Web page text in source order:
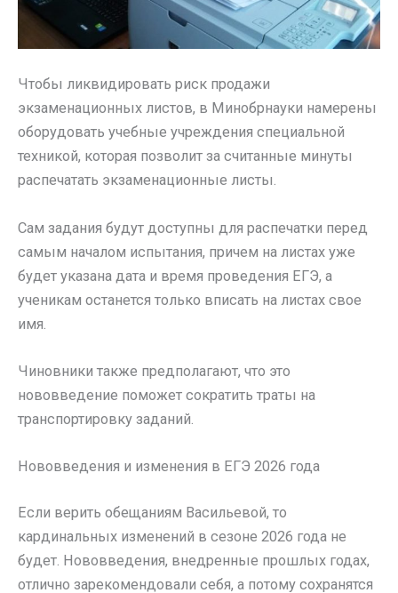
Чтобы ликвидировать риск продажи
экзаменационных листов, в Минобрнауки намерены
оборудовать учебные учреждения специальной
техникой, которая позволит за считанные минуты
распечатать экзаменационные листы.
Сам задания будут доступны для распечатки перед
самым началом испытания, причем на листах уже
будет указана дата и время проведения ЕГЭ, а
ученикам останется только вписать на листах свое
имя.
Чиновники также предполагают, что это
нововведение поможет сократить траты на
транспортировку заданий.
Нововведения и изменения в ЕГЭ 2026 года
Если верить обещаниям Васильевой, то
кардинальных изменений в сезоне 2026 года не
будет. Нововведения, внедренные прошлых годах,
отлично зарекомендовали себя, а потому сохранятся